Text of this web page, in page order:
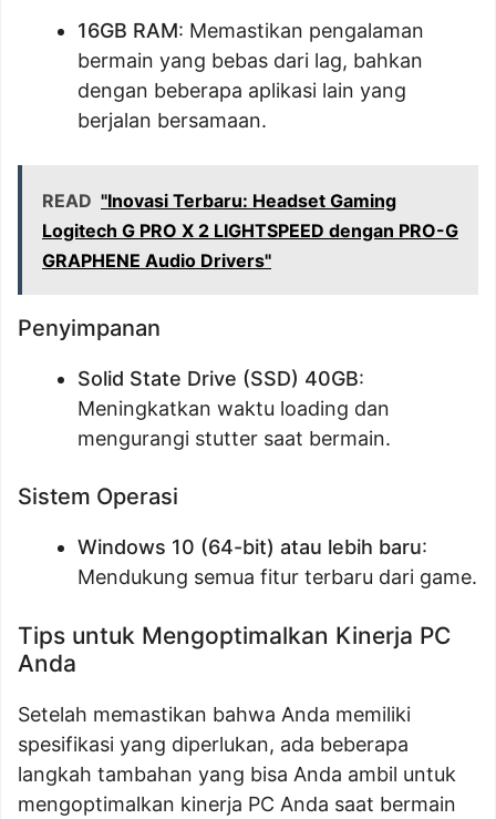
16GB RAM: Memastikan pengalaman
bermain yang bebas dari lag, bahkan
dengan beberapa aplikasi lain yang
berjalan bersamaan.
READ "Inovasi Terbaru: Headset Gaming
Logitech G PRO X 2 LIGHTSPEED dengan PRO-G
GRAPHENE Audio Drivers"
Penyimpanan
Solid State Drive (SSD) 40GB:
Meningkatkan waktu loading dan
mengurangi stutter saat bermain.
Sistem Operasi
Windows 10 (64-bit) atau lebih baru:
Mendukung semua fitur terbaru dari game.
Tips untuk Mengoptimalkan Kinerja PC
Anda
Setelah memastikan bahwa Anda memiliki
spesifikasi yang diperlukan, ada beberapa
langkah tambahan yang bisa Anda ambil untuk
mengoptimalkan kinerja PC Anda saat bermain